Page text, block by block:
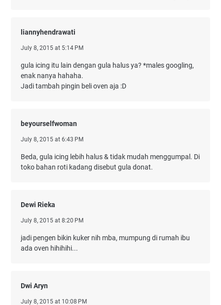
liannyhendrawati
July 8, 2015 at 5:14 PM
gula icing itu lain dengan gula halus ya? *males googling,
enak nanya hahaha.
Jadi tambah pingin beli oven aja :D
beyourselfwoman
July 8, 2015 at 6:43 PM
Beda, gula icing lebih halus & tidak mudah menggumpal. Di
toko bahan roti kadang disebut gula donat.
Dewi Rieka
July 8, 2015 at 8:20 PM
jadi pengen bikin kuker nih mba, mumpung di rumah ibu
ada oven hihihihi...
Dwi Aryn
July 8, 2015 at 10:08 PM